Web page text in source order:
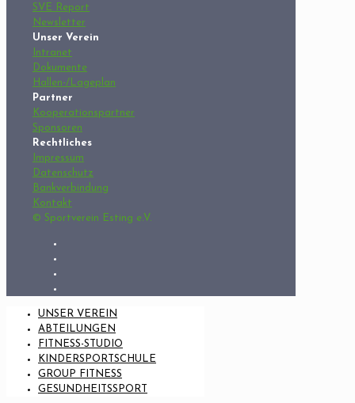
SVE Report
Newsletter
Unser Verein
Intranet
Dokumente
Hallen-/Lageplan
Partner
Kooperationspartner
Sponsoren
Rechtliches
Impressum
Datenschutz
Bankverbindung
Kontakt
© Sportverein Esting e.V.
UNSER VEREIN
ABTEILUNGEN
FITNESS-STUDIO
KINDERSPORTSCHULE
GROUP FITNESS
GESUNDHEITSSPORT